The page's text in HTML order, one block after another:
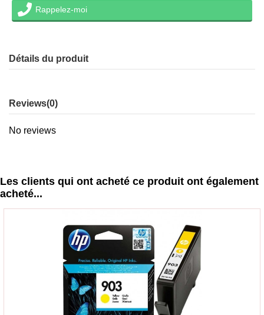
Rappelez-moi
Détails du produit
Reviews(0)
No reviews
Les clients qui ont acheté ce produit ont également
acheté...